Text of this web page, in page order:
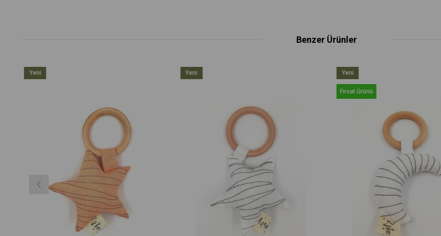
Benzer Ürünler
Yeni
Yeni
Yeni
Ürün
Fırsat Ürünü